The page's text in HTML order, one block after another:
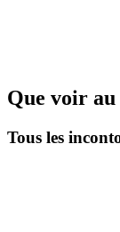
Que voir au
Tous les